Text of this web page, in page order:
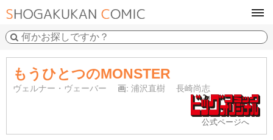
もうひとつのMONSTER
ヴェルナー・ヴェーバー 画: 浦沢直樹 長崎尚志
公式ページへ